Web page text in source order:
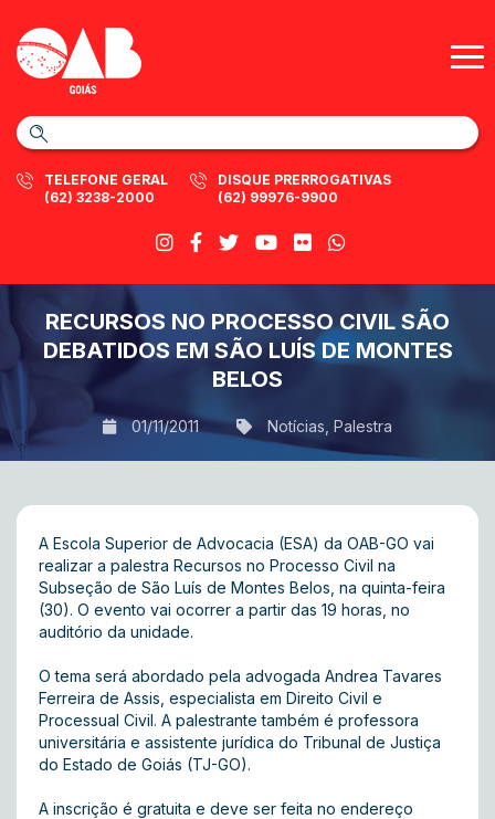
TELEFONE GERAL
(62) 3238-2000
DISQUE PRERROGATIVAS
(62) 99976-9900
RECURSOS NO PROCESSO CIVIL SÃO
DEBATIDOS EM SÃO LUÍS DE MONTES
BELOS
01/11/2011 Notícias Palestra
A Escola Superior de Advocacia (ESA) da OAB-GO vai
realizar a palestra Recursos no Processo Civil na
Subseção de São Luís de Montes Belos, na quinta-feira
(30). O evento vai ocorrer a partir das 19 horas, no
auditório da unidade.
O tema será abordado pela advogada Andrea Tavares
Ferreira de Assis, especialista em Direito Civil e
Processual Civil. A palestrante também é professora
universitária e assistente jurídica do Tribunal de Justiça
do Estado de Goiás (TJ-GO).
A inscrição é gratuita e deve ser feita no endereço